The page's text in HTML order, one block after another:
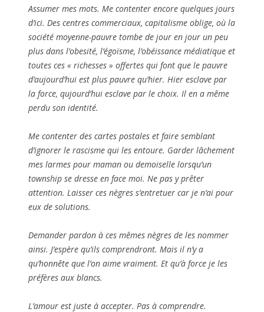
Assumer mes mots. Me contenter encore quelques jours
d’ici. Des centres commerciaux, capitalisme oblige, où la
société moyenne-pauvre tombe de jour en jour un peu
plus dans l’obesité, l’égoïsme, l’obéissance médiatique et
toutes ces « richesses » offertes qui font que le pauvre
d’aujourd’hui est plus pauvre qu’hier. Hier esclave par
la force, qujourd’hui esclave par le choix. Il en a même
perdu son identité.
Me contenter des cartes postales et faire semblant
d’ignorer le rascisme qui les entoure. Garder lâchement
mes larmes pour maman ou demoiselle lorsqu’un
township se dresse en face moi. Ne pas y prêter
attention. Laisser ces nègres s’entretuer car je n’ai pour
eux de solutions.
Demander pardon à ces mêmes nègres de les nommer
ainsi. J’espère qu’ils comprendront. Mais il n’y a
qu’honnête que l’on aime vraiment. Et qu’à force je les
préfères aux blancs.
L’amour est juste à accepter. Pas à comprendre.